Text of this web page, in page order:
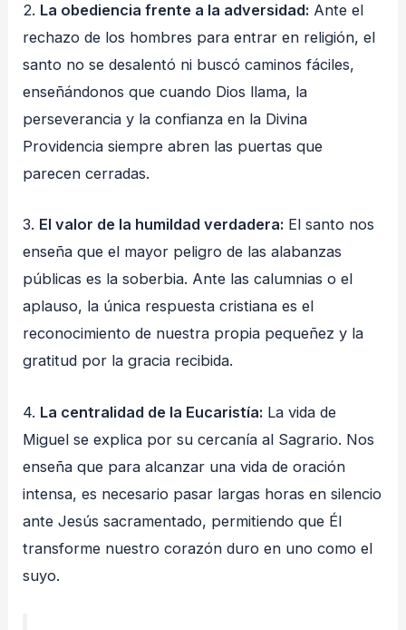
2. La obediencia frente a la adversidad: Ante el
rechazo de los hombres para entrar en religión, el
santo no se desalentó ni buscó caminos fáciles,
enseñándonos que cuando Dios llama, la
perseverancia y la confianza en la Divina
Providencia siempre abren las puertas que
parecen cerradas.
3. El valor de la humildad verdadera: El santo nos
enseña que el mayor peligro de las alabanzas
públicas es la soberbia. Ante las calumnias o el
aplauso, la única respuesta cristiana es el
reconocimiento de nuestra propia pequeñez y la
gratitud por la gracia recibida.
4. La centralidad de la Eucaristía: La vida de
Miguel se explica por su cercanía al Sagrario. Nos
enseña que para alcanzar una vida de oración
intensa, es necesario pasar largas horas en silencio
ante Jesús sacramentado, permitiendo que Él
transforme nuestro corazón duro en uno como el
suyo.